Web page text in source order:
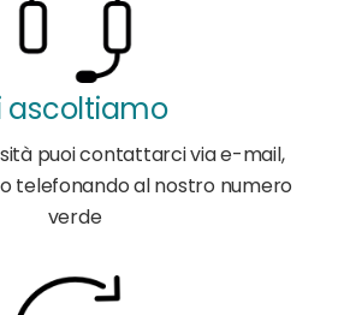
ascoltiamo
puoi contattarci via e-mail,
telefonando al nostro numero
verde